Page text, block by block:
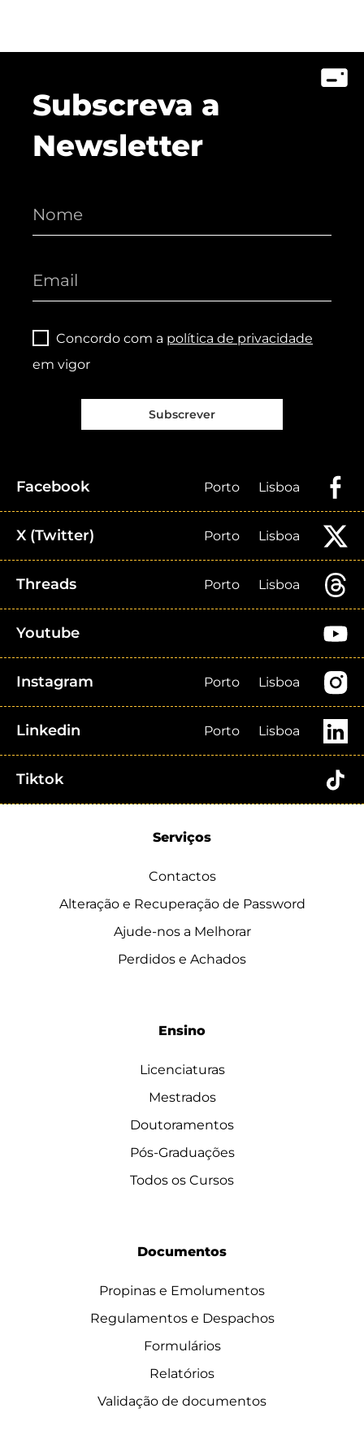
Subscreva a
Newsletter
Concordo com a política de privacidade
em vigor
Subscrever
Facebook Porto Lisboa
X (Twitter) Porto Lisboa
Threads Porto Lisboa
Youtube
Instagram Porto Lisboa
Linkedin Porto Lisboa
Tiktok
Serviços
Contactos
Alteração e Recuperação de Password
Ajude-nos a Melhorar
Perdidos e Achados
Ensino
Licenciaturas
Mestrados
Doutoramentos
Pós-Graduações
Todos os Cursos
Documentos
Propinas e Emolumentos
Regulamentos e Despachos
Formulários
Relatórios
Validação de documentos